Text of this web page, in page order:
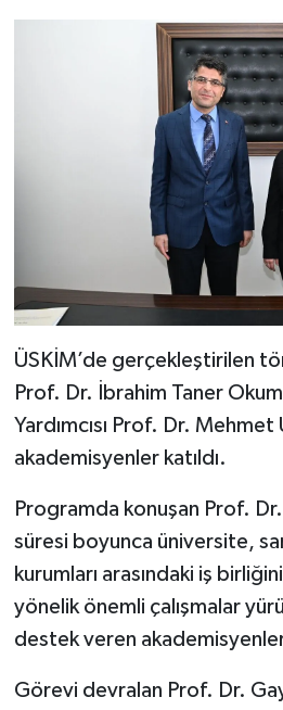
ÜSKİM’de gerçekleştirilen
Prof. Dr. İbrahim Taner
Yardımcısı Prof. Dr. Mehmet
akademisyenler katıldı.
Programda konuşan Prof.
süresi boyunca üniversite,
kurumları arasındaki iş
yönelik önemli çalışmalar
destek veren
Görevi devralan Prof. Dr.